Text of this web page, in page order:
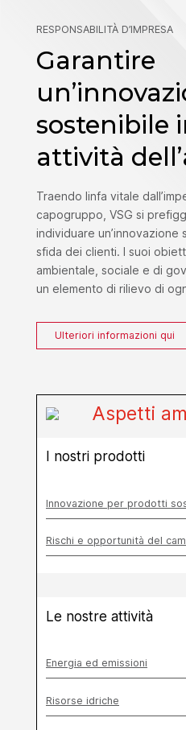
RESPONSABILITÀ D’IMPRESA
Garantire
sostenibile
attività
Traendo linfa vitale
capogruppo, VSG si
individuare un’innovazione
sfida dei clienti. I suoi
ambientale, sociale e di
un elemento di rilievo di
Ulteriori informazioni qui
Aspetti
I nostri prodotti
Innovazione per prodotti
Rischi e opportunità del
Le nostre attività
Energia ed emissioni
Risorse idriche